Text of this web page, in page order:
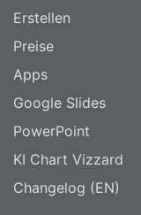
Erstellen
Preise
Apps
Google Slides
PowerPoint
KI Chart Vizzard
Changelog (EN)